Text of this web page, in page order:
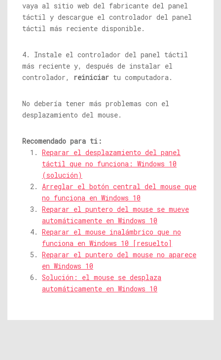
vaya al sitio web del fabricante del panel
táctil y descargue el controlador del panel
táctil más reciente disponible.
4. Instale el controlador del panel táctil
más reciente y, después de instalar el
controlador, reiniciar tu computadora.
No debería tener más problemas con el
desplazamiento del mouse.
Recomendado para ti:
Reparar el desplazamiento del panel
táctil que no funciona: Windows 10
(solución)
Arreglar el botón central del mouse que
no funciona en Windows 10
Reparar el puntero del mouse se mueve
automáticamente en Windows 10
Reparar el mouse inalámbrico que no
funciona en Windows 10 [resuelto]
Reparar el puntero del mouse no aparece
en Windows 10
Solución: el mouse se desplaza
automáticamente en Windows 10